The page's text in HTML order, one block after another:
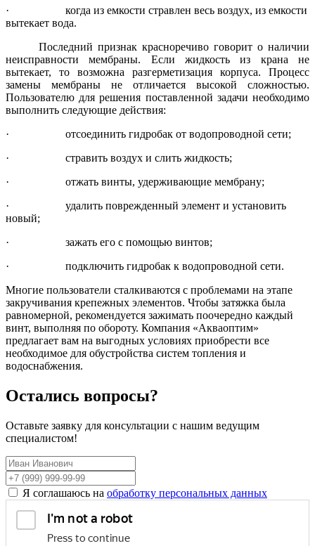
·
когда из емкости стравлен весь воздух, из емкости
вытекает вода.
Последний признак красноречиво говорит о наличии
неисправности мембраны. Если жидкость из крана не
вытекает, то возможна разгерметизация корпуса. Процесс
замены мембраны не отличается высокой сложностью.
Пользователю для решения поставленной задачи необходимо
выполнить следующие действия:
·
отсоединить гидробак от водопроводной сети;
·
стравить воздух и слить жидкость;
·
отжать винты, удерживающие мембрану;
·
удалить поврежденный элемент и установить
новый;
·
зажать его с помощью винтов;
·
подключить гидробак к водопроводной сети.
Многие пользователи сталкиваются с проблемами на этапе
закручивания крепежных элементов. Чтобы затяжка была
равномерной, рекомендуется зажимать поочередно каждый
винт, выполняя по обороту. Компания «Акваоптим»
предлагает вам на выгодных условиях приобрести все
необходимое для обустройства систем топления и
водоснабжения.
Остались вопросы?
Оставьте заявку для консультации с нашим ведущим
специалистом!
Я соглашаюсь на обработку персональных данных